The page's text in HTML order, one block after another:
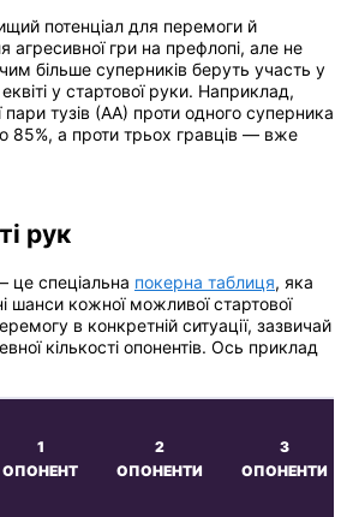
потенціал для перемоги й
гри на префлопі, але не
більше суперників беруть участь у
у стартової руки. Наприклад,
пари тузів (АА) проти одного суперника
85%, а проти трьох гравців — вже
рук
це спеціальна покерна таблиця, яка
шанси кожної можливої стартової
в конкретній ситуації, зазвичай
кількості опонентів. Ось приклад
1
ОПОНЕНТ
2
ОПОНЕНТИ
3
ОПОНЕНТИ